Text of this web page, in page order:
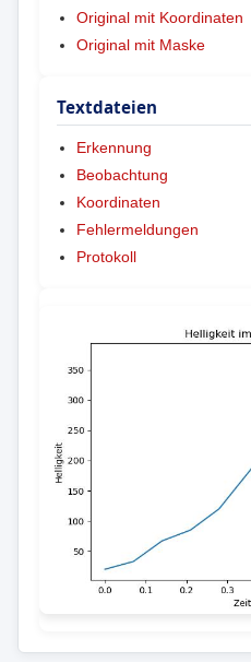
Original mit Koordinaten
Original mit Maske
Textdateien
Erkennung
Beobachtung
Koordinaten
Fehlermeldungen
Protokoll